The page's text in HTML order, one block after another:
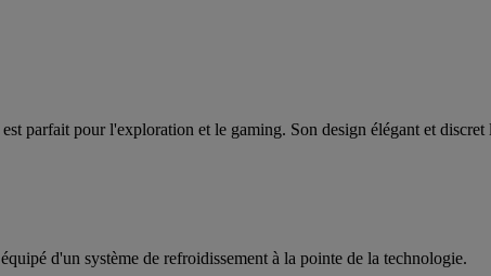
parfait pour l'exploration et le gaming. Son design élégant et
d'un système de refroidissement à la pointe de la technologie.